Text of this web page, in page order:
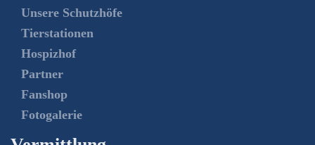
Unsere Schutzhöfe
Tierstationen
Hospizhof
Partner
Fanshop
Fotogalerie